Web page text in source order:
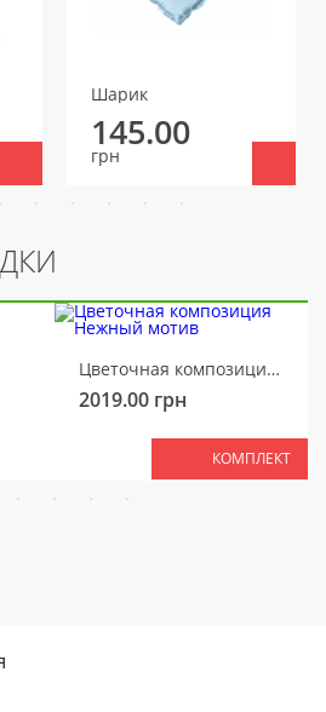
Шарик
145.00
грн
Цветочная композиция Нежный мотив
2019.00 грн
КОМПЛЕКТ